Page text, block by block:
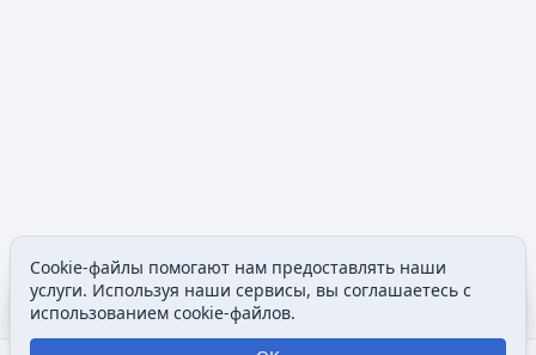
Просмотры
Содержание
Cookie-файлы помогают нам предоставлять наши
услуги. Используя наши сервисы, вы соглашаетесь с
использованием cookie-файлов.